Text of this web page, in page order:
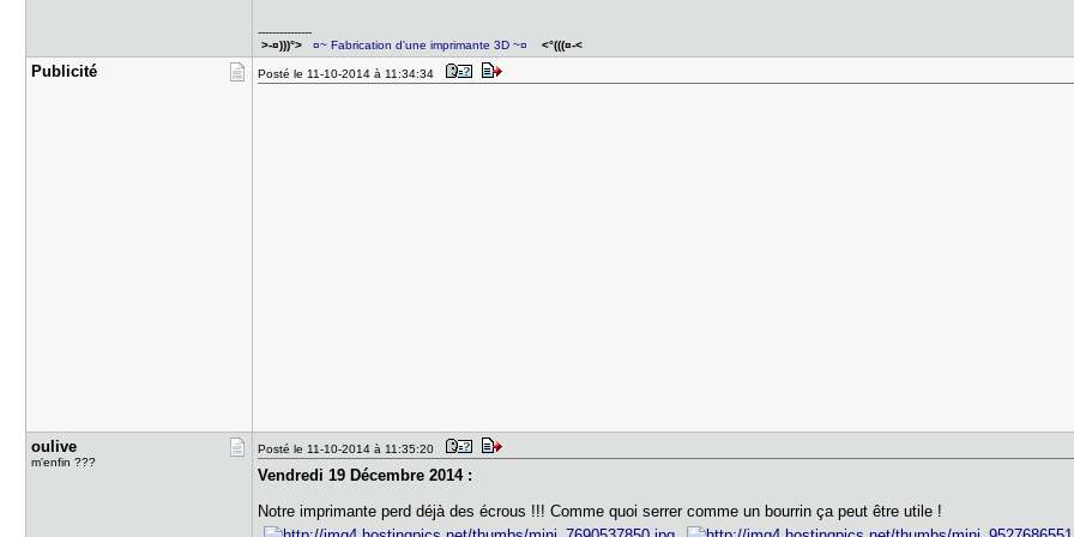
---------------
>-¤)))°>
¤~ Fabrication d'une imprimante 3D ~¤ <°(((¤-<
Publicité Posté le 11-10-2014 à 11:34:34
oulive
m'enfin ???
Posté le 11-10-2014 à 11:35:20
Vendredi 19 Décembre 2014 :
Notre imprimante perd déjà des écrous !!! Comme quoi serrer comme un bourrin ça peut être utile !